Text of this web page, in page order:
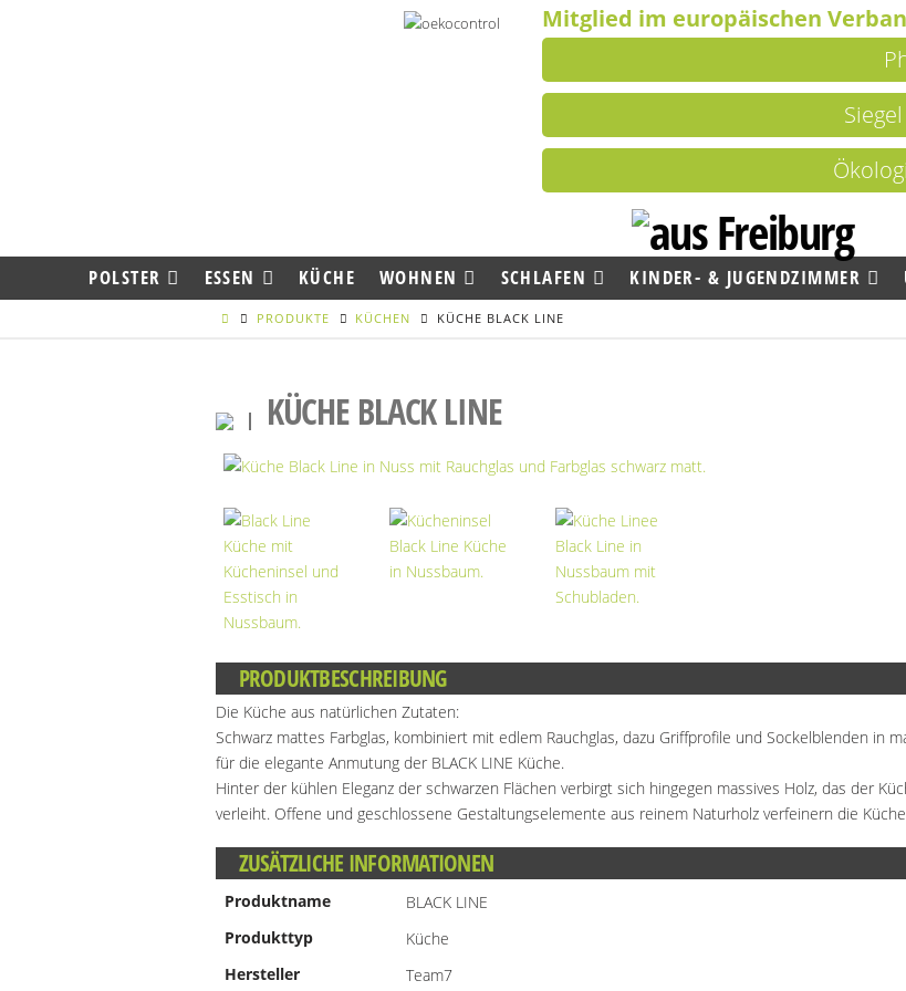
Mitglied im europäischen
POLSTER ESSEN KÜCHE WOHNEN SCHLAFEN KINDER- & JUGENDZIMMER
PRODUKTE KÜCHEN KÜCHE BLACK LINE
KÜCHE BLACK LINE
PRODUKTBESCHREIBUNG
Die Küche aus natürlichen Zutaten:
Schwarz mattes Farbglas, kombiniert mit edlem Rauchglas, dazu Griffprofile und Sockelblenden in
für die elegante Anmutung der BLACK LINE Küche.
Hinter der kühlen Eleganz der schwarzen Flächen verbirgt sich hingegen massives Holz, das der
verleiht. Offene und geschlossene Gestaltungselemente aus reinem Naturholz verfeinern die
ZUSÄTZLICHE INFORMATIONEN
Produktname
BLACK LINE
Produkttyp
Küche
Hersteller
Team7